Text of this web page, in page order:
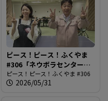
ピース！ピース！ふくやま
#306「ネウボラセンターリ
ニューアル」
ピース！ピース！ふくやま #306
2026/05/31